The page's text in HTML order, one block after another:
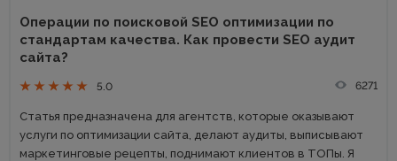
Операции по поисковой SEO оптимизации по
стандартам качества. Как провести SEO аудит
сайта?
5.0 6271
Статья предназначена для агентств, которые оказывают
услуги по оптимизации сайта, делают аудиты, выписывают
маркетинговые рецепты, поднимают клиентов в ТОПы. Я